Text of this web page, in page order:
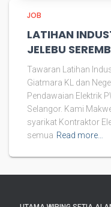
JOB
LATIHAN
JELEBU
Tawaran Latihan
Giatmara KL dan
Pendawaian Elektrik
Selangor. Kami
syarikat Kontraktor
semua Read more…